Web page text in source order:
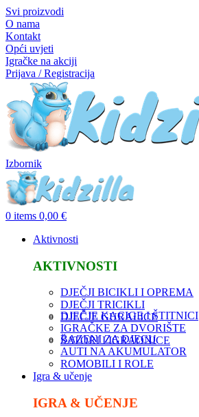
Svi proizvodi
O nama
Kontakt
Opći uvjeti
Igračke na akciji
Prijava / Registracija
Izbornik
0 items 0,00 €
Aktivnosti
AKTIVNOSTI
DJEČJI BICIKLI I OPREMA
DJEČJI TRICIKLI
DJEČJE GURALICE
DJEČJE KACIGE I ŠTITNICI
IGRAČKE ZA DVORIŠTE
ŠATORI I IGRAONICE
BAZENI ZA DJECU
AUTI NA AKUMULATOR
ROMOBILI I ROLE
Igra & učenje
IGRA & UČENJE